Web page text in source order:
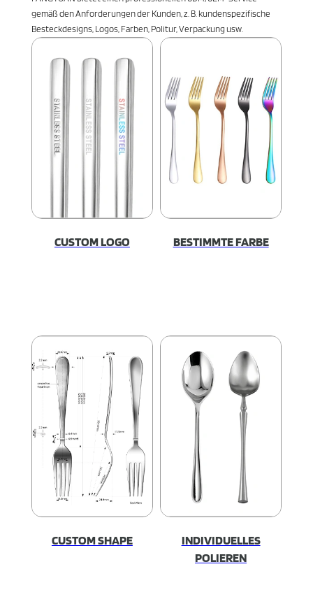
gemäß den Anforderungen der Kunden, z. B. kundenspezifische
Besteckdesigns, Logos, Farben, Politur, Verpackung usw.
CUSTOM LOGO BESTIMMTE FARBE
CUSTOM SHAPE
INDIVIDUELLES
POLIEREN